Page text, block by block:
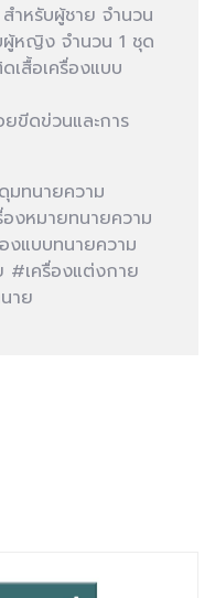
ำหรับผู้ชาย จำนวน
ผู้หญิง จำนวน 1 ชุด
เสื้อเครื่องแบบ
ขีดข่วนและการ
มทนายความ
งหมายทนายความ
งแบบทนายความ
#เครื่องแต่งกาย
าย